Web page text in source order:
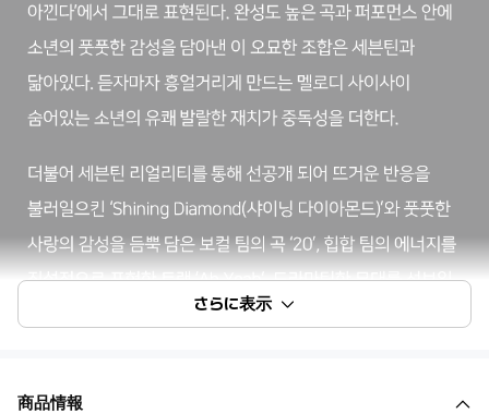
さらに表示
商品情報